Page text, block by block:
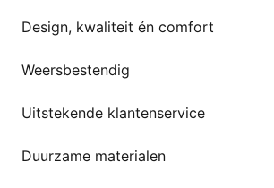
Events
Werken bij
Over ons
Design, kwaliteit én comfort
Weersbestendig
Uitstekende klantenservice
Duurzame materialen